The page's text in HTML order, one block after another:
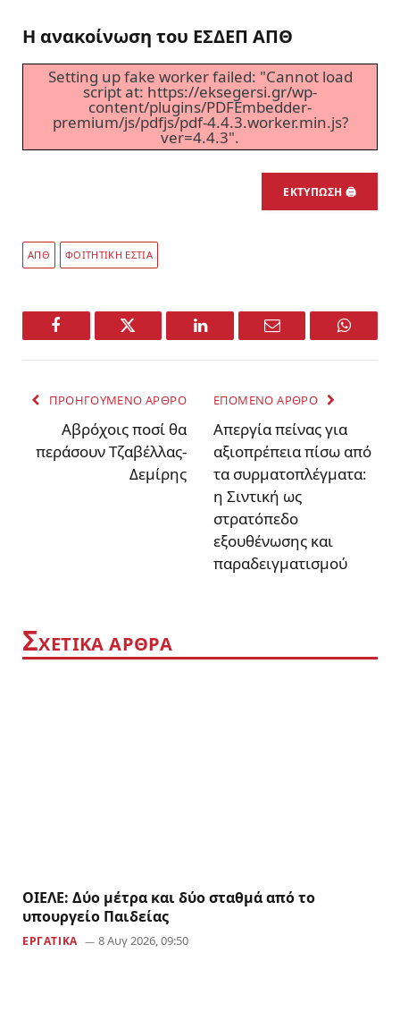
Η ανακοίνωση του ΕΣΔΕΠ ΑΠΘ
Setting up fake worker failed: "Cannot load
script at: https://eksegersi.gr/wp-
content/plugins/PDFEmbedder-
premium/js/pdfjs/pdf-4.4.3.worker.min.js?
ver=4.4.3".
ΕΚΤΥΠΩΣΗ 🖨
ΑΠΘ ΦΟΙΤΗΤΙΚΗ ΕΣΤΙΑ
Facebook Twitter LinkedIn Email
ΠΡΟΗΓΟΥΜΕΝΟ ΑΡΘΡΟ
Αβρόχοις ποσί θα
περάσουν Τζαβέλλας-
Δεμίρης
ΕΠΟΜΕΝΟ ΑΡΘΡΟ
Απεργία πείνας για
αξιοπρέπεια πίσω από
τα συρματοπλέγματα:
η Σιντική ως
στρατόπεδο
εξουθένωσης και
παραδειγματισμού
ΣΧΕΤΙΚΑ ΑΡΘΡΑ
ΟΙΕΛΕ: Δύο μέτρα και δύο σταθμά από το
υπουργείο Παιδείας
ΕΡΓΑΤΙΚΑ 8 Αυγ 2026, 09:50